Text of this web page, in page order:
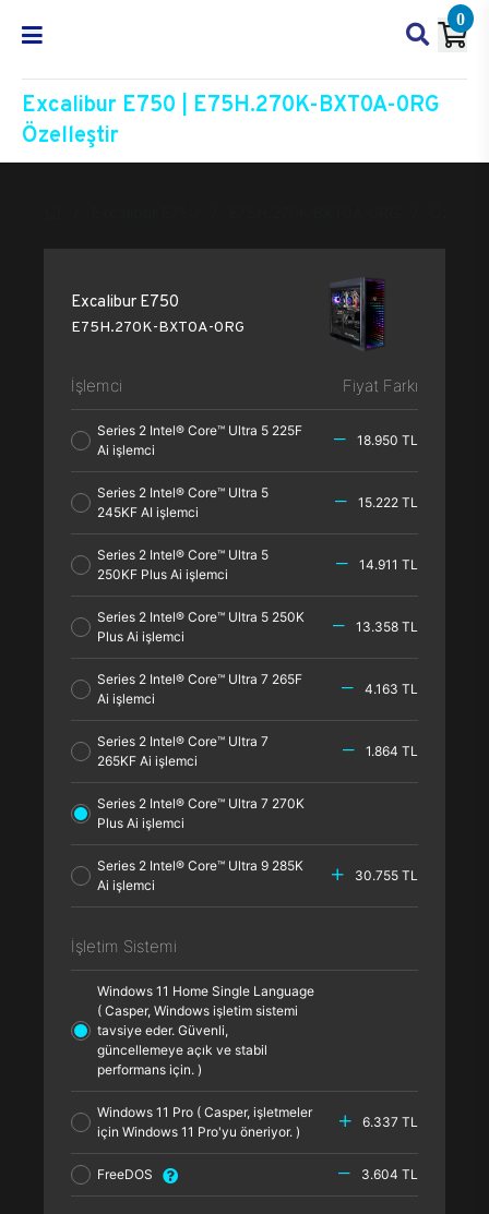
0
Excalibur E750 | E75H.270K-BXT0A-0RG
Özelleştir
Excalibur E750
E75H.270K-BXT0A-0RG
İşlemci Fiyat Farkı
Series 2 Intel® Core™ Ultra 5 225F
Ai işlemci
18.950 TL
Series 2 Intel® Core™ Ultra 5
245KF AI işlemci
15.222 TL
Series 2 Intel® Core™ Ultra 5
250KF Plus Ai işlemci
14.911 TL
Series 2 Intel® Core™ Ultra 5 250K
Plus Ai işlemci
13.358 TL
Series 2 Intel® Core™ Ultra 7 265F
Ai işlemci
4.163 TL
Series 2 Intel® Core™ Ultra 7
265KF Ai işlemci
1.864 TL
Series 2 Intel® Core™ Ultra 7 270K
Plus Ai işlemci
Series 2 Intel® Core™ Ultra 9 285K
Ai işlemci
30.755 TL
İşletim Sistemi
Windows 11 Home Single Language
( Casper, Windows işletim sistemi
tavsiye eder. Güvenli,
güncellemeye açık ve stabil
performans için. )
Windows 11 Pro ( Casper, işletmeler
için Windows 11 Pro'yu öneriyor. )
6.337 TL
FreeDOS 3.604 TL